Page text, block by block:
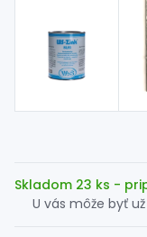
Skladom 23 ks -
U vás môže byť už